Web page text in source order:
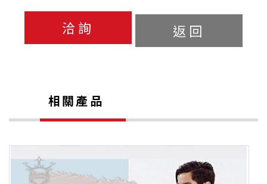
洽詢 返回
相關產品